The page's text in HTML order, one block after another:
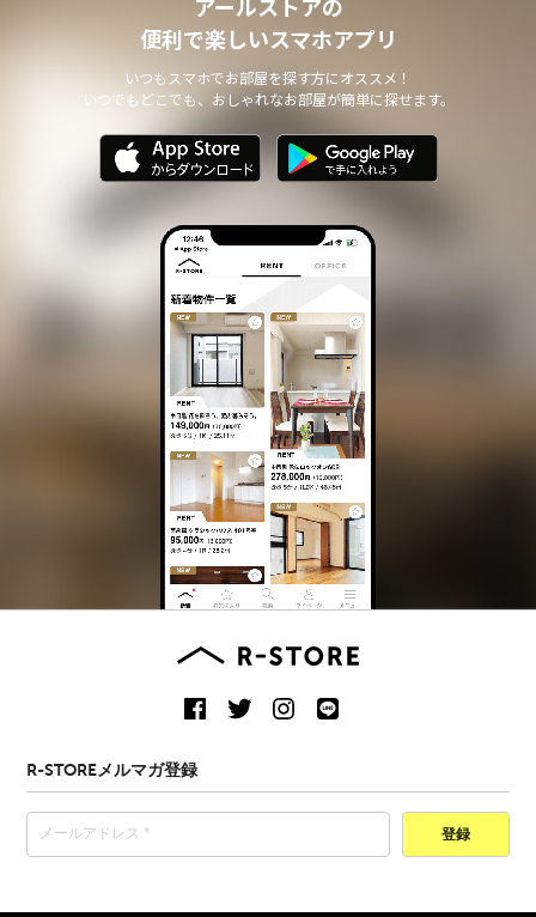
便利で楽しいスマホアプリ
いつもスマホでお部屋を探す方にオススメ！
いつでもどこでも、おしゃれなお部屋が簡単に探せます。
R-STOREメルマガ登録
登録